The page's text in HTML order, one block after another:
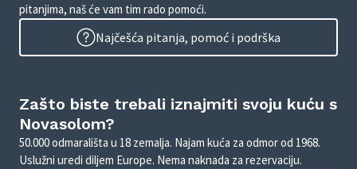
pitanjima, naš će vam tim rado pomoći.
Najčešća pitanja, pomoć i podrška
Zašto biste trebali iznajmiti svoju kuću s
Novasolom?
50.000 odmarališta u 18 zemalja. Najam kuća za odmor od 1968.
Uslužni uredi diljem Europe. Nema naknada za rezervaciju.